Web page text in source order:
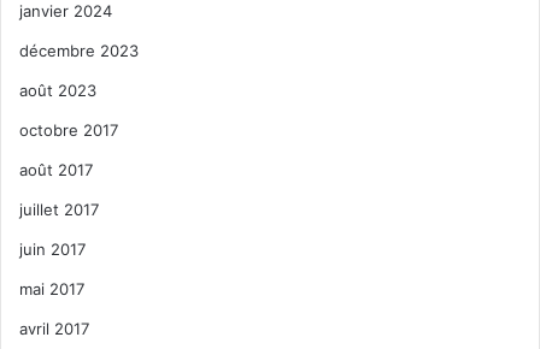
janvier 2024
décembre 2023
août 2023
octobre 2017
août 2017
juillet 2017
juin 2017
mai 2017
avril 2017